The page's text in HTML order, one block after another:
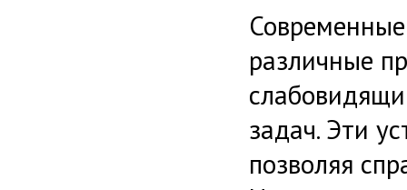
различные
задач. Эти
позволяя